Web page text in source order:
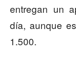
entregan un
día, aunque
1.500.